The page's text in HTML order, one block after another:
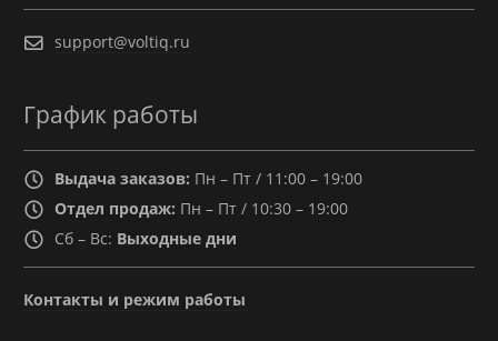
support@voltiq.ru
График работы
Выдача заказов: Пн – Пт / 11:00 – 19:00
Отдел продаж: Пн – Пт / 10:30 – 19:00
Сб – Вс: Выходные дни
Контакты и режим работы